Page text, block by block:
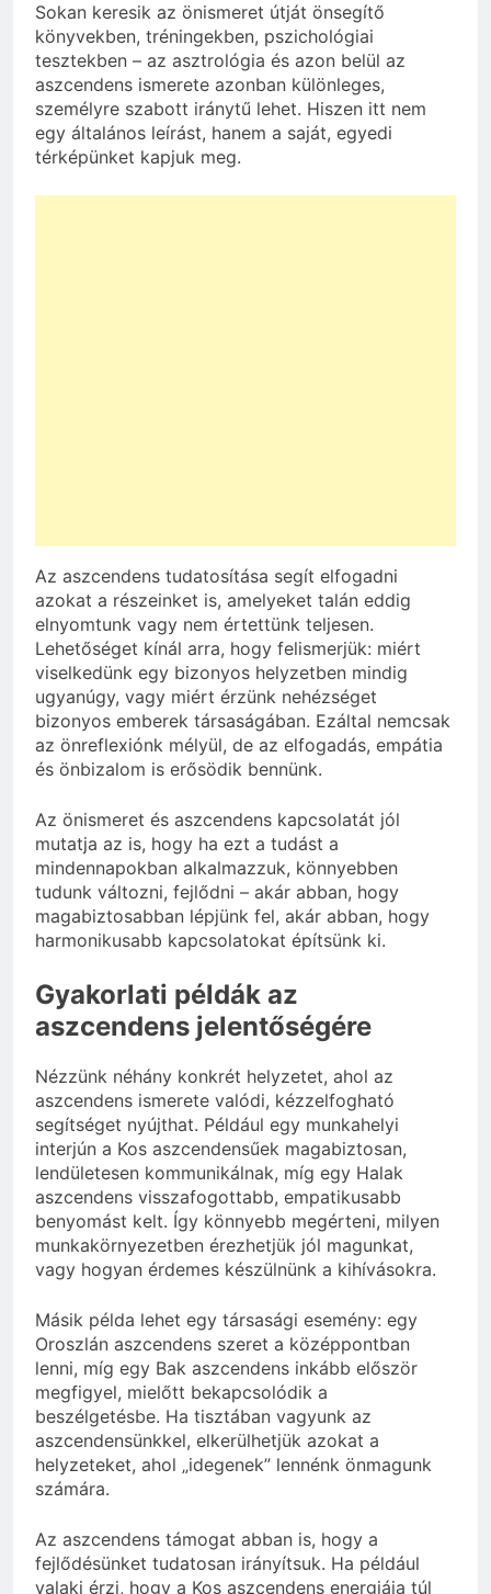
Sokan keresik az önismeret útját önsegítő
könyvekben, tréningekben, pszichológiai
tesztekben – az asztrológia és azon belül az
aszcendens ismerete azonban különleges,
személyre szabott iránytű lehet. Hiszen itt nem
egy általános leírást, hanem a saját, egyedi
térképünket kapjuk meg.
Az aszcendens tudatosítása segít elfogadni
azokat a részeinket is, amelyeket talán eddig
elnyomtunk vagy nem értettünk teljesen.
Lehetőséget kínál arra, hogy felismerjük: miért
viselkedünk egy bizonyos helyzetben mindig
ugyanúgy, vagy miért érzünk nehézséget
bizonyos emberek társaságában. Ezáltal nemcsak
az önreflexiónk mélyül, de az elfogadás, empátia
és önbizalom is erősödik bennünk.
Az önismeret és aszcendens kapcsolatát jól
mutatja az is, hogy ha ezt a tudást a
mindennapokban alkalmazzuk, könnyebben
tudunk változni, fejlődni – akár abban, hogy
magabiztosabban lépjünk fel, akár abban, hogy
harmonikusabb kapcsolatokat építsünk ki.
Gyakorlati példák az
aszcendens jelentőségére
Nézzünk néhány konkrét helyzetet, ahol az
aszcendens ismerete valódi, kézzelfogható
segítséget nyújthat. Például egy munkahelyi
interjún a Kos aszcendensűek magabiztosan,
lendületesen kommunikálnak, míg egy Halak
aszcendens visszafogottabb, empatikusabb
benyomást kelt. Így könnyebb megérteni, milyen
munkakörnyezetben érezhetjük jól magunkat,
vagy hogyan érdemes készülnünk a kihívásokra.
Másik példa lehet egy társasági esemény: egy
Oroszlán aszcendens szeret a középpontban
lenni, míg egy Bak aszcendens inkább először
megfigyel, mielőtt bekapcsolódik a
beszélgetésbe. Ha tisztában vagyunk az
aszcendensünkkel, elkerülhetjük azokat a
helyzeteket, ahol „idegenek” lennénk önmagunk
számára.
Az aszcendens támogat abban is, hogy a
fejlődésünket tudatosan irányítsuk. Ha például
valaki érzi, hogy a Kos aszcendens energiája túl